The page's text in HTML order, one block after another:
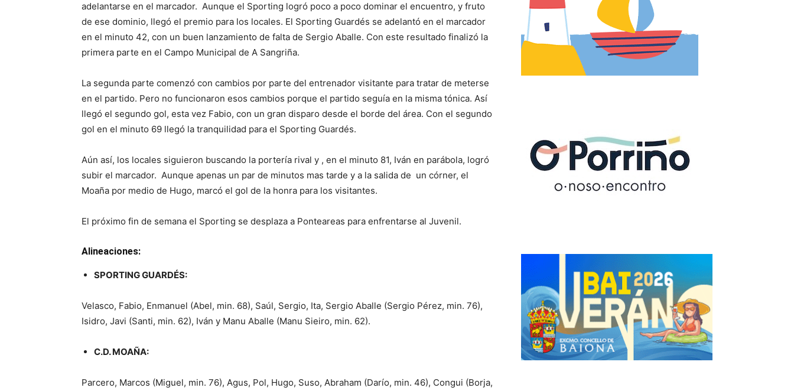
adelantarse en el marcador. Aunque el Sporting logró poco a poco dominar el encuentro, y fruto
de ese dominio, llegó el premio para los locales. El Sporting Guardés se adelantó en el marcador
en el minuto 42, con un buen lanzamiento de falta de Sergio Aballe. Con este resultado finalizó la
primera parte en el Campo Municipal de A Sangriña.
La segunda parte comenzó con cambios por parte del entrenador visitante para tratar de meterse
en el partido. Pero no funcionaron esos cambios porque el partido seguía en la misma tónica. Así
llegó el segundo gol, esta vez Fabio, con un gran disparo desde el borde del área. Con el segundo
gol en el minuto 69 llegó la tranquilidad para el Sporting Guardés.
Aún así, los locales siguieron buscando la portería rival y , en el minuto 81, Iván en parábola, logró
subir el marcador. Aunque apenas un par de minutos mas tarde y a la salida de un córner, el
Moaña por medio de Hugo, marcó el gol de la honra para los visitantes.
El próximo fin de semana el Sporting se desplaza a Ponteareas para enfrentarse al Juvenil.
Alineaciones:
SPORTING GUARDÉS:
Velasco, Fabio, Enmanuel (Abel, min. 68), Saúl, Sergio, Ita, Sergio Aballe (Sergio Pérez, min. 76),
Isidro, Javi (Santi, min. 62), Iván y Manu Aballe (Manu Sieiro, min. 62).
C.D. MOAÑA:
Parcero, Marcos (Miguel, min. 76), Agus, Pol, Hugo, Suso, Abraham (Darío, min. 46), Congui (Borja,